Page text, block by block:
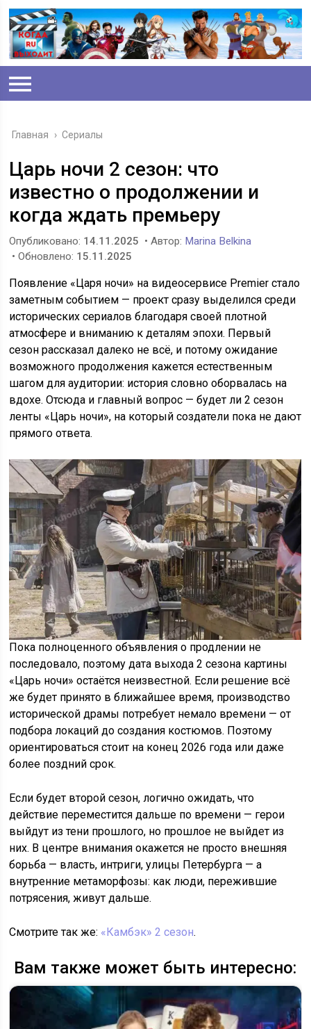
Главная › Сериалы
Царь ночи 2 сезон: что
известно о продолжении и
когда ждать премьеру
Опубликовано: 14.11.2025 • Автор: Marina Belkina
• Обновлено: 15.11.2025
Появление «Царя ночи» на видеосервисе Premier стало
заметным событием — проект сразу выделился среди
исторических сериалов благодаря своей плотной
атмосфере и вниманию к деталям эпохи. Первый
сезон рассказал далеко не всё, и потому ожидание
возможного продолжения кажется естественным
шагом для аудитории: история словно оборвалась на
вдохе. Отсюда и главный вопрос — будет ли 2 сезон
ленты «Царь ночи», на который создатели пока не дают
прямого ответа.
Пока полноценного объявления о продлении не
последовало, поэтому дата выхода 2 сезона картины
«Царь ночи» остаётся неизвестной. Если решение всё
же будет принято в ближайшее время, производство
исторической драмы потребует немало времени — от
подбора локаций до создания костюмов. Поэтому
ориентироваться стоит на конец 2026 года или даже
более поздний срок.
Если будет второй сезон, логично ожидать, что
действие переместится дальше по времени — герои
выйдут из тени прошлого, но прошлое не выйдет из
них. В центре внимания окажется не просто внешняя
борьба — власть, интриги, улицы Петербурга — а
внутренние метаморфозы: как люди, пережившие
потрясения, живут дальше.
Смотрите так же: «Камбэк» 2 сезон.
Вам также может быть интересно: